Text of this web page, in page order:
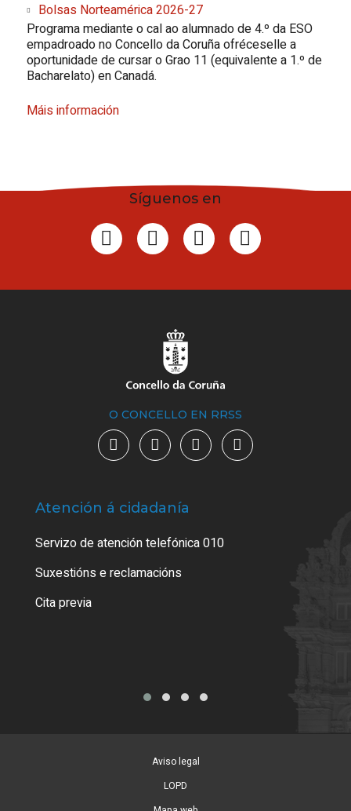
Bolsas Norteamérica 2026-27
Programa mediante o cal ao alumnado de 4.º da ESO
empadroado no Concello da Coruña ofréceselle a
oportunidade de cursar o Grao 11 (equivalente a 1.º de
Bacharelato) en Canadá.
Máis información
Síguenos en
O CONCELLO EN RRSS
Atención á cidadanía
Servizo de atención telefónica 010
Suxestións e reclamacións
Cita previa
Aviso legal
LOPD